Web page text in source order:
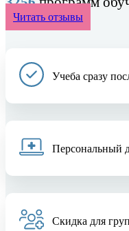
Читать отзывы
Учеба сразу
Персональный
Скидка для